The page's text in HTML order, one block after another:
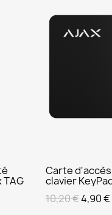
TAG
Carte
clavier
10,20 €4,90 €